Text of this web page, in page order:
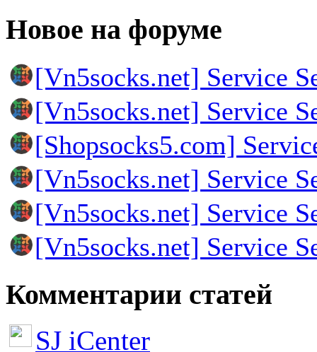
Новое на форуме
[Vn5socks.net] Service
[Vn5socks.net] Service
[Shopsocks5.com]
[Vn5socks.net] Service
[Vn5socks.net] Service
[Vn5socks.net] Service
Комментарии статей
SJ iCenter